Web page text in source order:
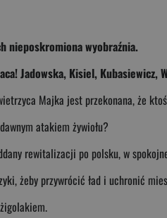
nieposkromiona wyobraźnia.
Jadowska, Kisiel,
Majka jest przekonana, że
atakiem żywiołu?
rewitalizacji po polsku, w
żeby przywrócić ład i uchronić